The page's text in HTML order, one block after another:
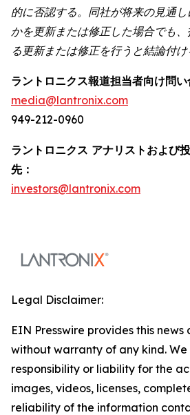
的に否認する。同社が将来の見通
かを更新または修正した場合でも
る更新または修正を行うと結論付け
ラントロニクス報道担当者向け問い
media@lantronix.com
949-212-0960
ラントロニクス アナリストおよび
先：
investors@lantronix.com
Legal Disclaimer:
EIN Presswire provides this news
without warranty of any kind.
responsibility or liability for the
images, videos, licenses,
reliability of the information